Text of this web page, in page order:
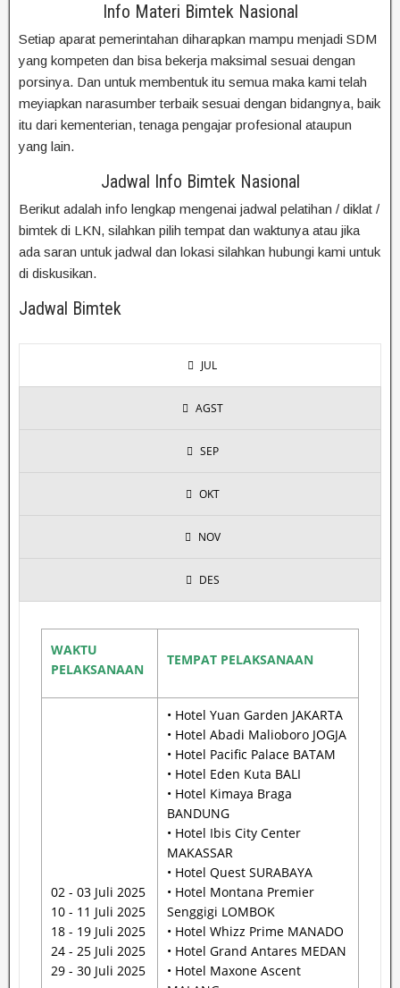
Info Materi Bimtek Nasional
Setiap aparat pemerintahan diharapkan mampu menjadi SDM
yang kompeten dan bisa bekerja maksimal sesuai dengan
porsinya. Dan untuk membentuk itu semua maka kami telah
meyiapkan narasumber terbaik sesuai dengan bidangnya, baik
itu dari kementerian, tenaga pengajar profesional ataupun
yang lain.
Jadwal Info Bimtek Nasional
Berikut adalah info lengkap mengenai jadwal pelatihan / diklat /
bimtek di LKN, silahkan pilih tempat dan waktunya atau jika
ada saran untuk jadwal dan lokasi silahkan hubungi kami untuk
di diskusikan.
Jadwal Bimtek
JUL
AGST
SEP
OKT
NOV
DES
WAKTU
PELAKSANAAN
TEMPAT PELAKSANAAN
02 - 03 Juli 2025
10 - 11 Juli 2025
18 - 19 Juli 2025
24 - 25 Juli 2025
29 - 30 Juli 2025
• Hotel Yuan Garden JAKARTA
• Hotel Abadi Malioboro JOGJA
• Hotel Pacific Palace BATAM
• Hotel Eden Kuta BALI
• Hotel Kimaya Braga
BANDUNG
• Hotel Ibis City Center
MAKASSAR
• Hotel Quest SURABAYA
• Hotel Montana Premier
Senggigi LOMBOK
• Hotel Whizz Prime MANADO
• Hotel Grand Antares MEDAN
• Hotel Maxone Ascent